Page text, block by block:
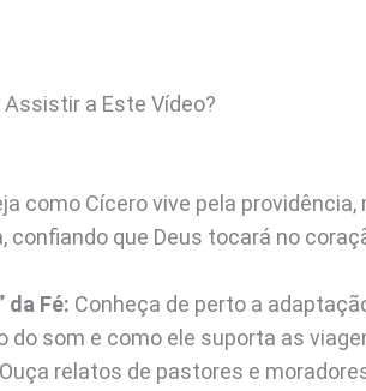
a Este Vídeo?
como Cícero vive pela
confiando que Deus tocará no
da Fé: Conheça de perto a
do som e como ele suporta as
Ouça relatos de pastores e